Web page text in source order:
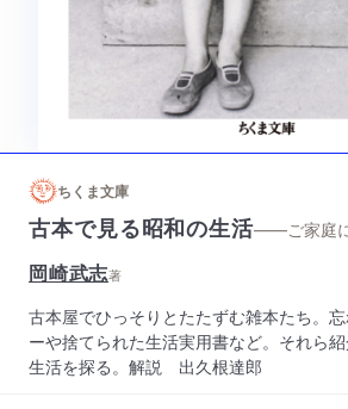
ちくま文庫
古本で見る昭和の生活——ご家庭
岡崎武志著
古本屋でひっそりとたたずむ雑本たち。
ーや捨てられた生活実用書など。それら
生活を探る。解説 出久根達郎